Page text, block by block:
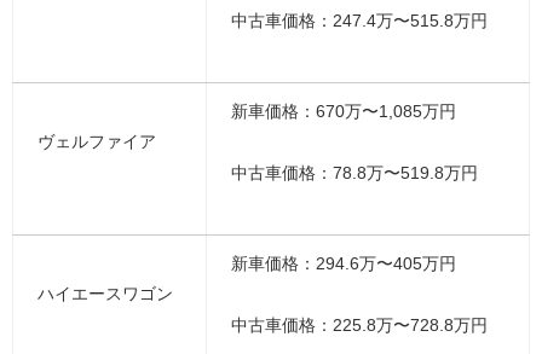
中古車価格：247.4万〜515.8万円
ヴェルファイア
新車価格：670万〜1,085万円
中古車価格：78.8万〜519.8万円
ハイエースワゴン
新車価格：294.6万〜405万円
中古車価格：225.8万〜728.8万円